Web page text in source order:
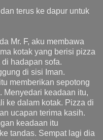
terus ke dapur untuk
Mr. F, aku membawa
kotak yang berisi pizza
hadapan sofa.
di sisi Iman.
memberikan sepotong
Menyedari keadaan itu,
ke dalam kotak. Pizza di
ucapan terima kasih.
keadaan itu
tandas. Sempat lagi dia